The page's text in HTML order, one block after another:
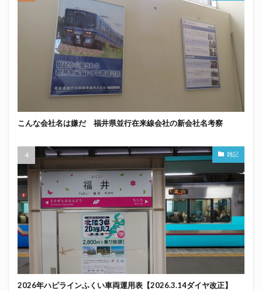
こんな会社名は嫌だ 福井県並行在来線会社の新会社名考察
雑記
2026年ハピラインふくい車両運用表【2026.3.14ダイヤ改正】